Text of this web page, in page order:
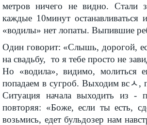
метров ничего не видно. Стали
каждые 10минут
«водилы» нет лопаты. Выпившие
Один говорит: «Слышь, дорогой,
на свадьбу, то я тебе просто не
Но «водила», видимо, молиться
попадаем в сугроб. Выходим всﾵ,
Ситуация начала выходить из -
повторяя: «Боже, если ты есть,
возьмись, едет бульдозер нам